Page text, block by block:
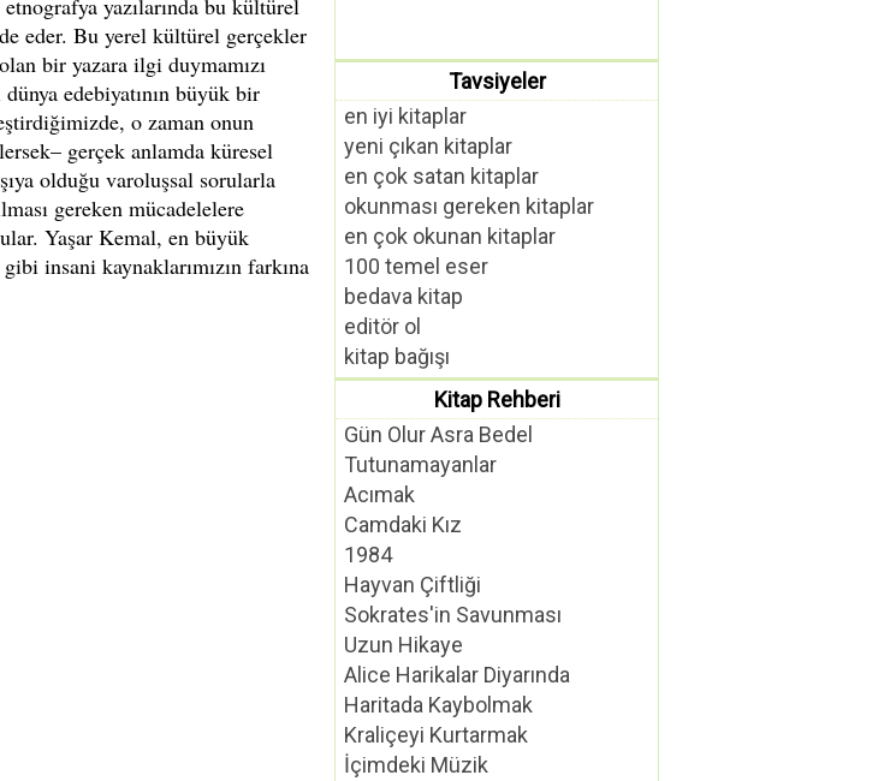
Tavsiyeler
en iyi kitaplar
yeni çıkan kitaplar
en çok satan kitaplar
okunması gereken kitaplar
en çok okunan kitaplar
100 temel eser
bedava kitap
editör ol
kitap bağışı
Kitap Rehberi
Gün Olur Asra Bedel
Tutunamayanlar
Acımak
Camdaki Kız
1984
Hayvan Çiftliği
Sokrates'in Savunması
Uzun Hikaye
Alice Harikalar Diyarında
Haritada Kaybolmak
Kraliçeyi Kurtarmak
İçimdeki Müzik